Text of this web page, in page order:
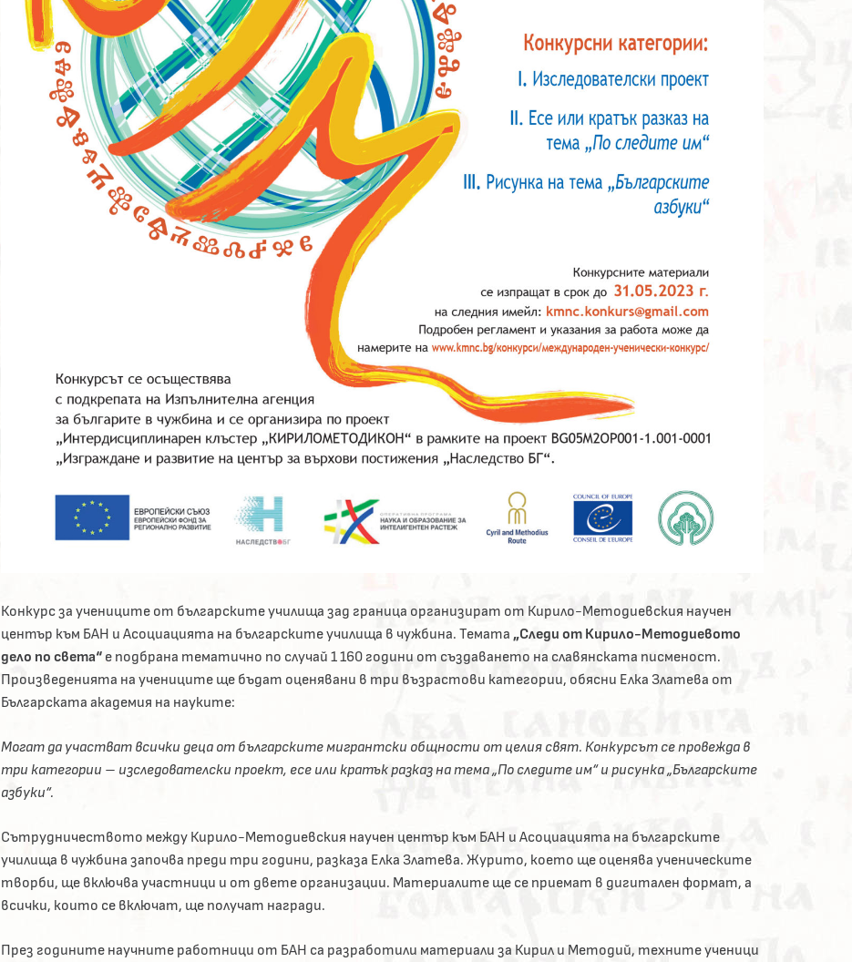
Конкурс за учениците от българските училища зад граница организират от Кирило-Методиевския научен
център към БАН и Асоциацията на българските училища в чужбина. Темата „Следи от Кирило-Методиевото
дело по света“ е подбрана тематично по случай 1 160 години от създаването на славянската писменост.
Произведенията на учениците ще бъдат оценявани в три възрастови категории, обясни Елка Златева от
Българската академия на науките:
Могат да участват всички деца от българските мигрантски общности от целия свят. Конкурсът се провежда в
три категории – изследователски проект, есе или кратък разказ на тема „По следите им“ и рисунка „Българските
азбуки“.
Сътрудничеството между Кирило-Методиевския научен център към БАН и Асоциацията на българските
училища в чужбина започва преди три години, разказа Елка Златева. Журито, което ще оценява ученическите
творби, ще включва участници и от двете организации. Материалите ще се приемат в дигитален формат, а
всички, които се включат, ще получат награди.
През годините научните работници от БАН са разработили материали за Кирил и Методий, техните ученици